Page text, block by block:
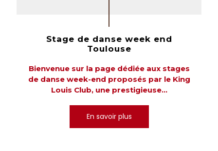
Stage de danse week end
Toulouse
Bienvenue sur la page dédiée aux stages
de danse week-end proposés par le King
Louis Club, une prestigieuse...
En savoir plus